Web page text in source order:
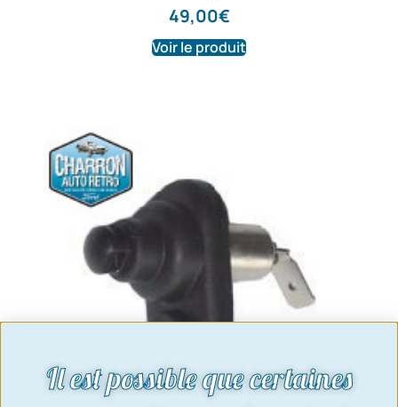
49,00€
Voir le produit
Il est possible que certaines